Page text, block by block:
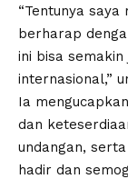
“Tentunya
berharap
ini bisa
internasional,”
Ia
dan
undangan,
hadir dan